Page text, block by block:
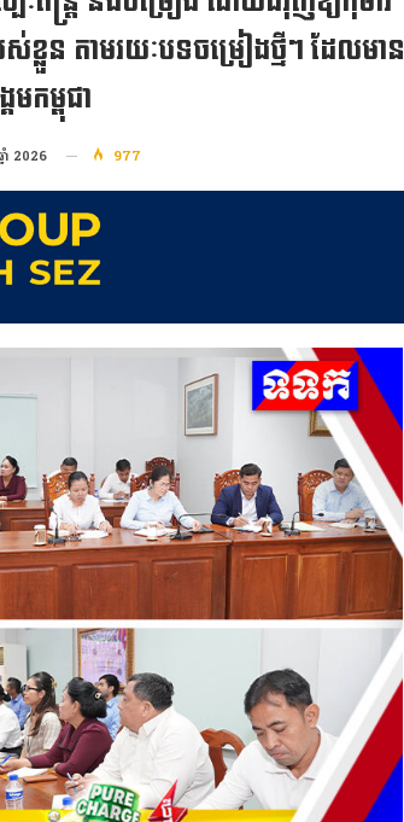
លួន តាមរយៈបទចម្រៀងថ្មីៗ ដែលមាន
កម្ពុជា
ាំ 2026 977